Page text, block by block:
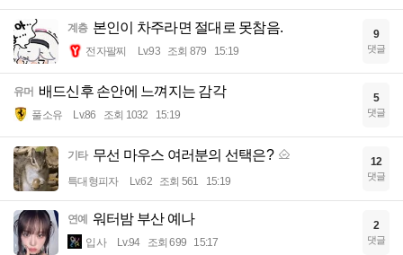
계층 본인이 차주라면 절대로 못참음.
전자팔찌 Lv.93 조회 879 15:19
9
댓글
유머 배드신후 손안에 느껴지는 감각
풀소유 Lv.86 조회 1032 15:19
5
댓글
기타 무선 마우스 여러분의 선택은?
특대형피자 Lv.62 조회 561 15:19
12
댓글
연예 워터밤 부산 예나
입사 Lv.94 조회 699 15:17
2
댓글